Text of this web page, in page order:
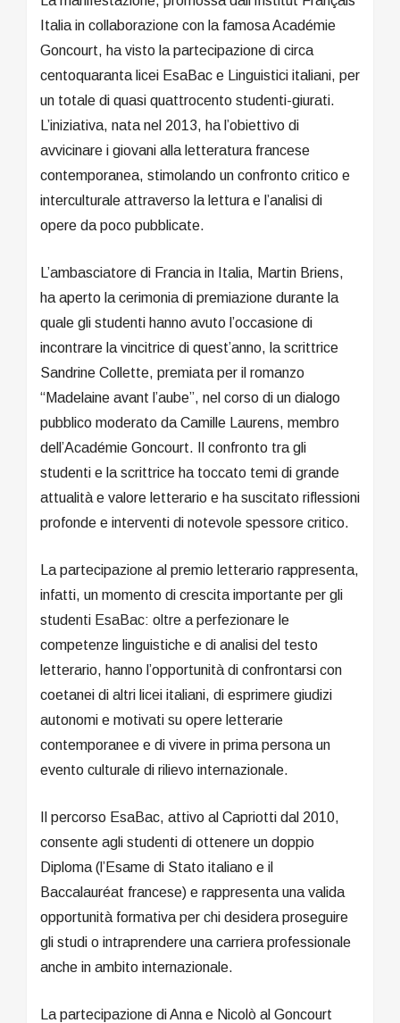
Italia in collaborazione con la famosa Académie
Goncourt, ha visto la partecipazione di circa
centoquaranta licei EsaBac e Linguistici italiani, per
un totale di quasi quattrocento studenti-giurati.
L’iniziativa, nata nel 2013, ha l’obiettivo di
avvicinare i giovani alla letteratura francese
contemporanea, stimolando un confronto critico e
interculturale attraverso la lettura e l’analisi di
opere da poco pubblicate.
L’ambasciatore di Francia in Italia, Martin Briens,
ha aperto la cerimonia di premiazione durante la
quale gli studenti hanno avuto l’occasione di
incontrare la vincitrice di quest’anno, la scrittrice
Sandrine Collette, premiata per il romanzo
“Madelaine avant l’aube”, nel corso di un dialogo
pubblico moderato da Camille Laurens, membro
dell’Académie Goncourt. Il confronto tra gli
studenti e la scrittrice ha toccato temi di grande
attualità e valore letterario e ha suscitato riflessioni
profonde e interventi di notevole spessore critico.
La partecipazione al premio letterario rappresenta,
infatti, un momento di crescita importante per gli
studenti EsaBac: oltre a perfezionare le
competenze linguistiche e di analisi del testo
letterario, hanno l’opportunità di confrontarsi con
coetanei di altri licei italiani, di esprimere giudizi
autonomi e motivati su opere letterarie
contemporanee e di vivere in prima persona un
evento culturale di rilievo internazionale.
Il percorso EsaBac, attivo al Capriotti dal 2010,
consente agli studenti di ottenere un doppio
Diploma (l’Esame di Stato italiano e il
Baccalauréat francese) e rappresenta una valida
opportunità formativa per chi desidera proseguire
gli studi o intraprendere una carriera professionale
anche in ambito internazionale.
La partecipazione di Anna e Nicolò al Goncourt